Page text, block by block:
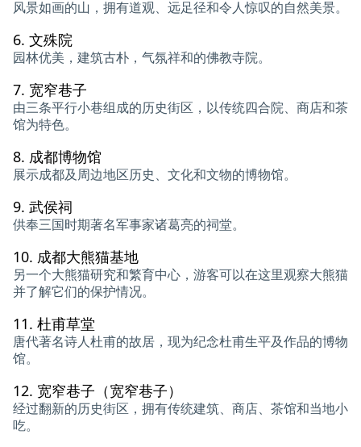
风景如画的山，拥有道观、远足径和令人惊叹的自然美景。
6. 文殊院
园林优美，建筑古朴，气氛祥和的佛教寺院。
7. 宽窄巷子
由三条平行小巷组成的历史街区，以传统四合院、商店和茶
馆为特色。
8. 成都博物馆
展示成都及周边地区历史、文化和文物的博物馆。
9. 武侯祠
供奉三国时期著名军事家诸葛亮的祠堂。
10. 成都大熊猫基地
另一个大熊猫研究和繁育中心，游客可以在这里观察大熊猫
并了解它们的保护情况。
11. 杜甫草堂
唐代著名诗人杜甫的故居，现为纪念杜甫生平及作品的博物
馆。
12. 宽窄巷子（宽窄巷子）
经过翻新的历史街区，拥有传统建筑、商店、茶馆和当地小
吃。